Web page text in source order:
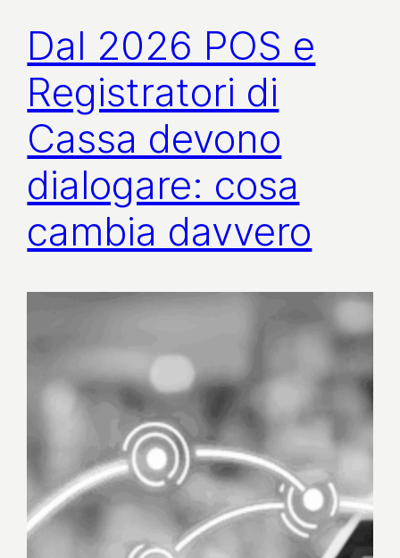
Dal 2026 POS e
Registratori di
Cassa devono
dialogare: cosa
cambia davvero